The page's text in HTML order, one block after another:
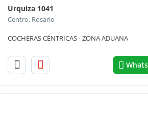
Urquiza 1041
Centro, Rosario
COCHERAS CÉNTRICAS - ZONA ADUANA